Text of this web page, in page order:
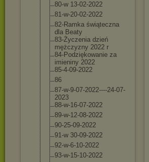
80-w 13-02-2022
81-w-20-02-2022
82-Ramka świąteczna
dla Beaty
83-Życzenia dzień
mężczyzny 2022 r
84-Podziękowanie za
imieniny 2022
85-4-09-2022
86
87-w-9-07-2022----24-07-
2023
88-w-16-07-2022
89-w-12-08-2022
90-25-09-2022
91-w 30-09-2022
92-w-6-10-2022
93-w-15-10-2022